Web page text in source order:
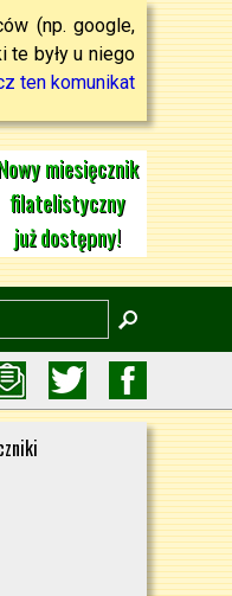
(np. google,
te były u niego
ten komunikat
miesięcznik
filatelistyczny
już dostępny!